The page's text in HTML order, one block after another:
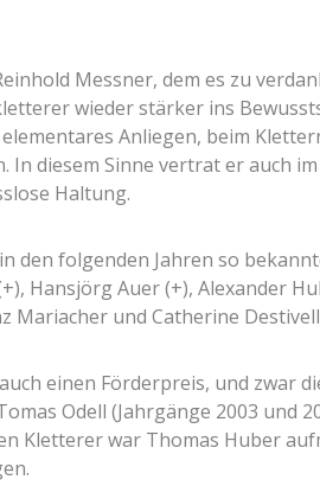
Messner, dem es zu
wieder stärker ins
Anliegen, beim
diesem Sinne vertrat er auch
Haltung.
den folgenden Jahren so
Hansjörg Auer (+), Alexander
Mariacher und Catherine
einen Förderpreis, und zwar
Odell (Jahrgänge 2003 und
Kletterer war Thomas Huber